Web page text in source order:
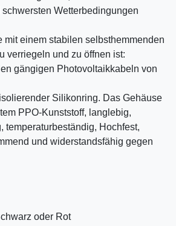
Wetterbedingungen
mit einem stabilen selbsthemmenden
verriegeln und zu öffnen ist:
gängigen Photovoltaikkabeln von
Silikonring. Das Gehäuse
PPO-Kunststoff, langlebig,
temperaturbeständig, Hochfest,
und widerstandsfähig gegen
oder Rot